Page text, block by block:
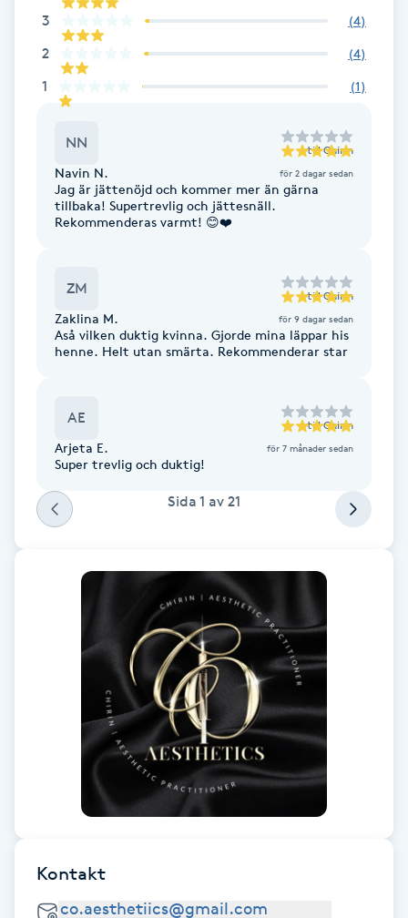
Fotsvamp
Fotvård
Fransborttagning
Fransfärgning
Fransförlängning Megavolym
Fransk manikyr
Fransrengöring
Frekvensterapi
Funktionsanalys
Föning
Gel naglar
3 (4)
2 (4)
1 (1)
NN till Chirin
Navin N. för 2 dagar sedan
Jag är jättenöjd och kommer mer än gärna
tillbaka! Supertrevlig och jättesnäll.
Rekommenderas varmt! 😊❤️
ZM till Chirin
Zaklina M. för 9 dagar sedan
Aså vilken duktig kvinna. Gjorde mina läppar his
henne. Helt utan smärta. Rekommenderar star
AE till Chirin
Arjeta E. för 7 månader sedan
Super trevlig och duktig!
Sida 1 av 21
Kontakt